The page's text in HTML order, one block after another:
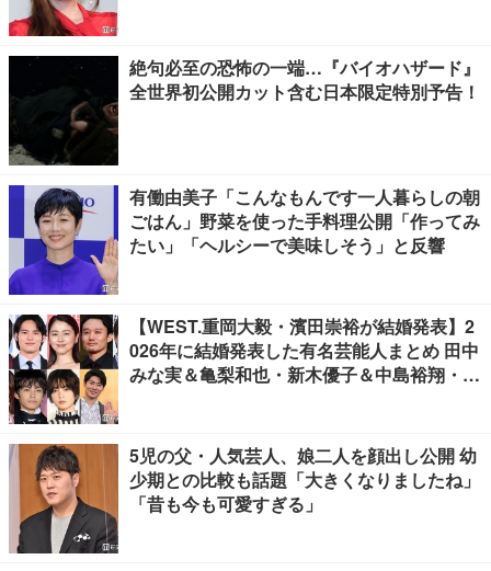
絶句必至の恐怖の一端…『バイオハザード』
全世界初公開カット含む日本限定特別予告！
有働由美子「こんなもんです一人暮らしの朝
ごはん」野菜を使った手料理公開「作ってみ
たい」「ヘルシーで美味しそう」と反響
【WEST.重岡大毅・濱田崇裕が結婚発表】2
026年に結婚発表した有名芸能人まとめ 田中
みな実＆亀梨和也・新木優子＆中島裕翔・川
5児の父・人気芸人、娘二人を顔出し公開 幼
少期との比較も話題「大きくなりましたね」
「昔も今も可愛すぎる」